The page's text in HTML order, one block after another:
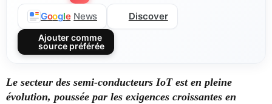
Google News Discover
Ajouter comme
source préférée
Le secteur des semi-conducteurs IoT est en pleine
évolution, poussée par les exigences croissantes en